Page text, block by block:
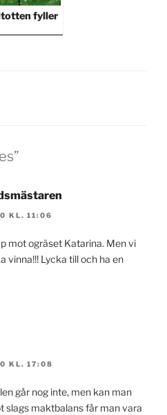
fyller
KL. 11:06
mot ogräset Katarina. Men vi
vinna!!! Lycka till och ha en
KL. 17:08
går nog inte, men kan man
slags maktbalans får man vara